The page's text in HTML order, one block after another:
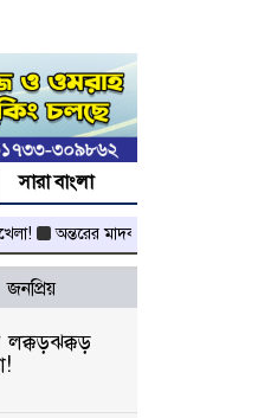
সারা বাংলা
অন্তরের মাদকরাজ্যে পুলিশের
জনপ্রিয়
লক্কড়ঝক্কড়